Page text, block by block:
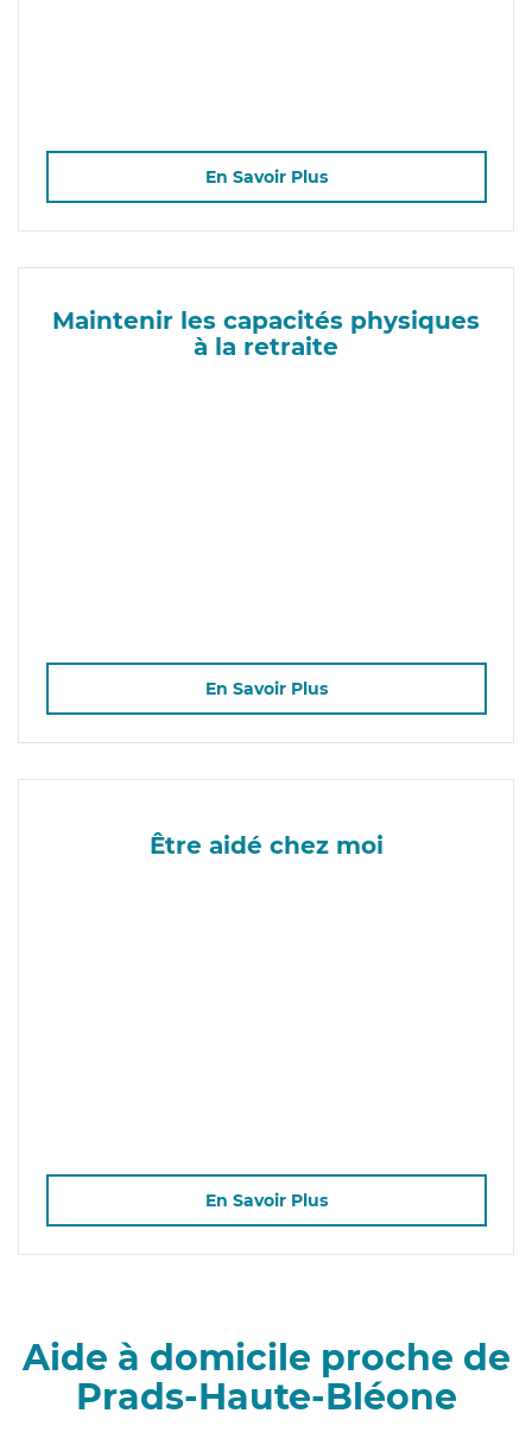
En Savoir Plus
Maintenir les capacités physiques
à la retraite
En Savoir Plus
Être aidé chez moi
En Savoir Plus
Aide à domicile proche de
Prads-Haute-Bléone